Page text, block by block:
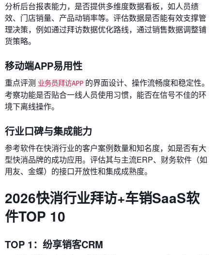
分析后台报表能力，是否提供多维度数据看板，如人员绩
效、门店销量、产品动销率等。评估数据是否能有效支撑管
理决策，例如通过拜访数据优化路线，通过销售数据调整铺
货策略。
移动端APP易用性
重点评测 业务员拜访APP 的界面设计、操作流畅度和稳定性。
考察功能是否贴合一线人员使用习惯，能否在信号不佳的环
境下离线操作。
行业口碑与集成能力
参考软件在快消行业的客户案例数量和知名度，如是否有大
型快消品牌的成功应用。评估其与主流ERP、财务软件（如
用友、金蝶）的接口开放性和集成成熟度。
2026快消行业拜访+车销SaaS软
件TOP 10
TOP 1：纷享销客CRM